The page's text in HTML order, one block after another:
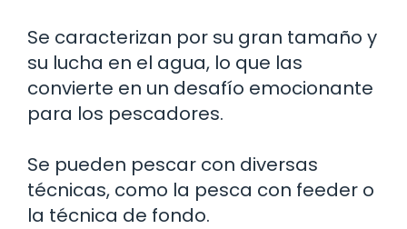
Se caracterizan por su gran tamaño y
su lucha en el agua, lo que las
convierte en un desafío emocionante
para los pescadores.
Se pueden pescar con diversas
técnicas, como la pesca con feeder o
la técnica de fondo.